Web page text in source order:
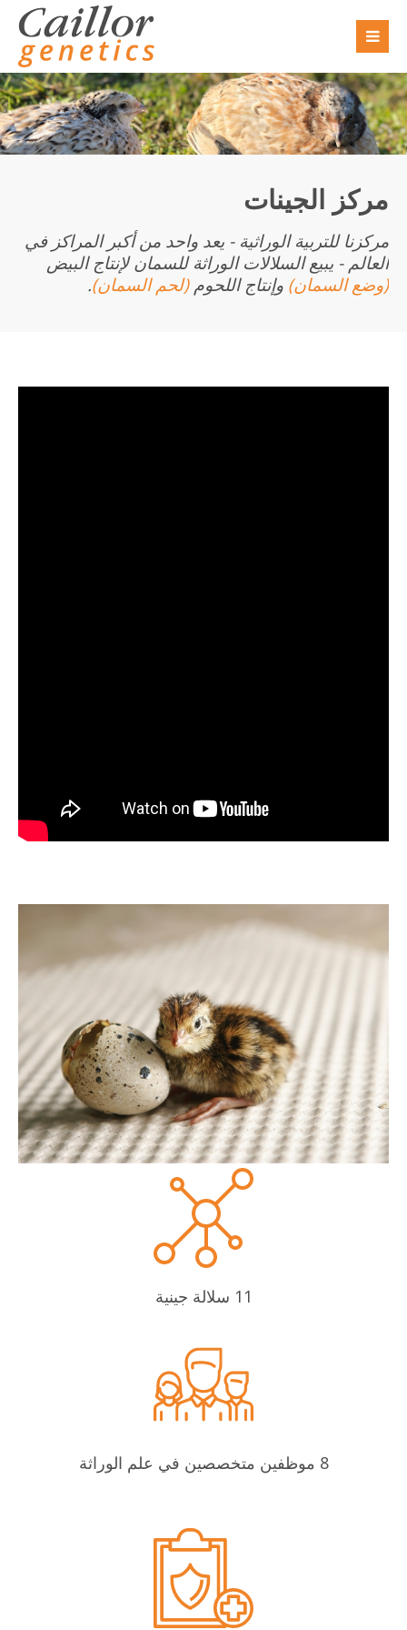
Sorry, item "offcanvas-col1" does not exist.
Sorry, item "offcanvas-col2" does not exist.
Sorry, item "offcanvas-col3" does not exist.
Sorry, item "offcanvas-col4" does not exist.
مركز الجينات
مركزنا للتربية الوراثية - يعد واحد من أكبر المراكز في
العالم - يبيع السلالات الوراثة للسمان لإنتاج البيض
(وضع السمان) وإنتاج اللحوم(لحم السمان).
11 سلالة جينية
8 موظفين متخصصين في علم الوراثة